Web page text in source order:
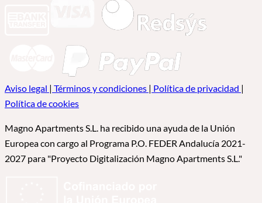
Aviso legal | Términos y condiciones | Política de privacidad |
Política de cookies
Magno Apartments S.L. ha recibido una ayuda de la Unión
Europea con cargo al Programa P.O. FEDER Andalucía 2021-
2027 para "Proyecto Digitalización Magno Apartments S.L."